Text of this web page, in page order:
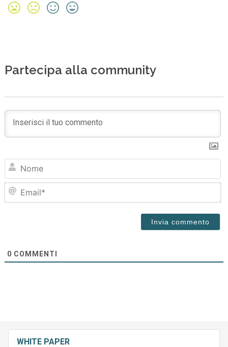
Partecipa alla community
0 COMMENTI
WHITE PAPER